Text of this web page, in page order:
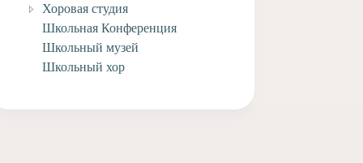
Хоровая студия
Школьная Конференция
Школьный музей
Школьный хор